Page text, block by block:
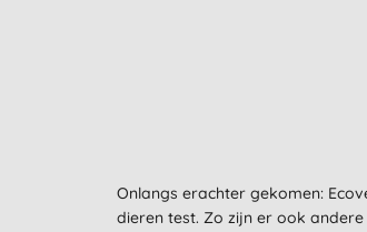
Onlangs erachter gekomen:
dieren test. Zo zijn er ook